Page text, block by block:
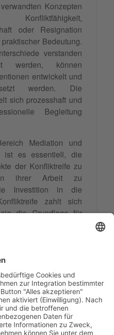
Konzepten
oder Resignation
Bedeutung.
verstanden
werden, können
entwickelt und
werden. Die
sich prozesshaft und
Begleitung
Mediation und
ist es essentiell, die
der Konfliktreife zu
ihrer Arbeit zu
Investition in die
zahlt sich
die Grundlage für
die Fähigkeit zur
immer
ist der